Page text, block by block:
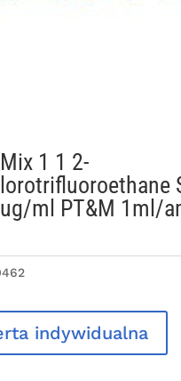
1 1 2-
ml PT&M 1ml/
indywidualna